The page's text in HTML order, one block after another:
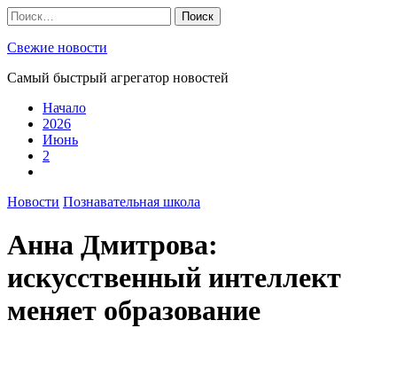
Skip
to
content
Найти:
Свежие новости
Самый быстрый агрегатор новостей
Начало
2026
Июнь
2
Новости Познавательная школа
Анна Дмитрова:
искусственный интеллект
меняет образование